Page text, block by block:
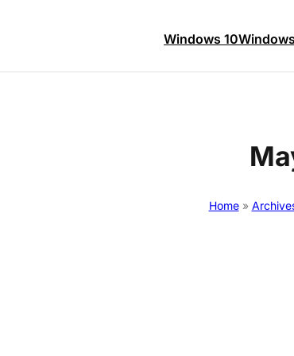
Windows 10Windows
Home»